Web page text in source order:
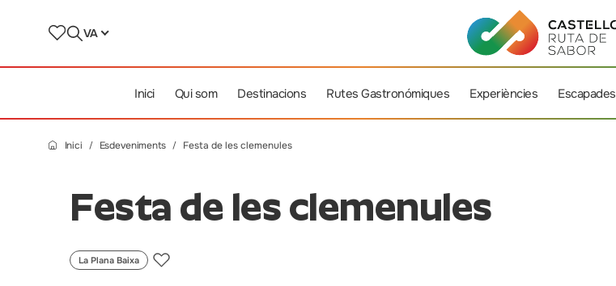
VA
Inici Qui som Destinacions Rutes Gastronómiques Experiències Escapades
Inici Esdeveniments Festa de les clemenules
Festa de les clemenules
La Plana Baixa